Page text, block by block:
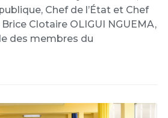
Chef de l’État et Chef
Clotaire OLIGUI NGUEMA,
des membres du